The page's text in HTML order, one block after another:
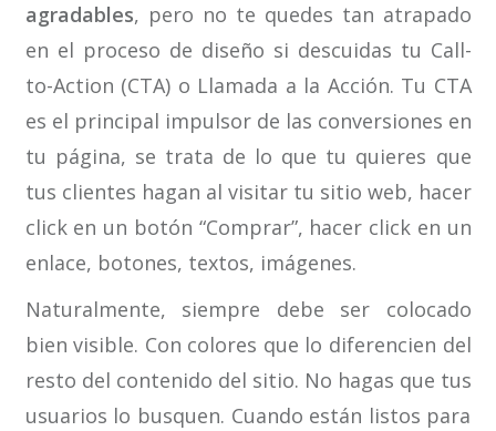
agradables, pero no te quedes tan atrapado
en el proceso de diseño si descuidas tu Call-
to-Action (CTA) o Llamada a la Acción. Tu CTA
es el principal impulsor de las conversiones en
tu página, se trata de lo que tu quieres que
tus clientes hagan al visitar tu sitio web, hacer
click en un botón “Comprar”, hacer click en un
enlace, botones, textos, imágenes.
Naturalmente, siempre debe ser colocado
bien visible. Con colores que lo diferencien del
resto del contenido del sitio. No hagas que tus
usuarios lo busquen. Cuando están listos para